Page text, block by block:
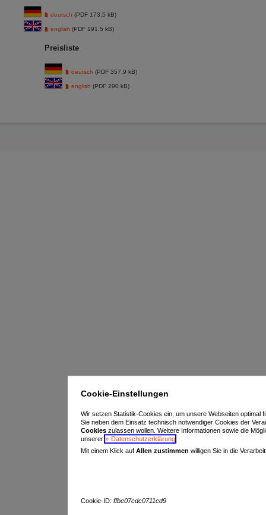
deutsch (PDF 173,5 kB)
english (PDF 191.5 kB)
Preisliste
deutsch (PDF 357,9 kB)
english (PDF 290 kB)
Cookie-Einstellungen
Wir setzen Statistik-Cookies ein, um unsere Webseiten
Sie neben dem Einsatz technisch notwendiger Cookies der
Cookieszulassen wollen. Weitere Informationen sowie die
unserer
Datenschutzerklärung.
Mit einem Klick auf Allen zustimmen willigen Sie in die
Cookie-ID: ffbe07cdc0711cd9